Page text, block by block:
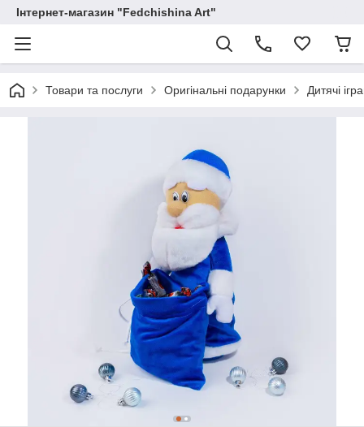
Інтернет-магазин "Fedchishina Art"
Товари та послуги Оригінальні подарунки Дитячі